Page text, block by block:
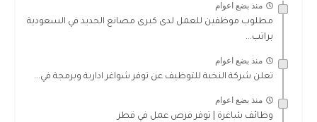
منذ بضع اعوام
مطلوب موظفين للعمل لدى كبرى مصانع الحديد في السعودية
براتب...
منذ بضع اعوام
تعلن شركة النخبة للتوظيف عن توفر شواغر ادارية وبرمجة في...
منذ بضع اعوام
وظائف شاغرة | توفر فرص عمل في قطر